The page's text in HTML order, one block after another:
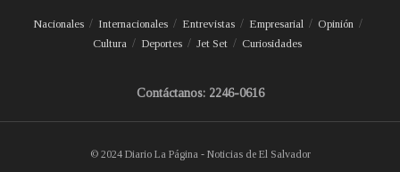
Nacionales Internacionales Entrevistas Empresarial
Opinión
Cultura
Deportes Jet Set Curiosidades
Contáctanos: 2246-0616
© 2024 Diario La Página - Noticias de El Salvador